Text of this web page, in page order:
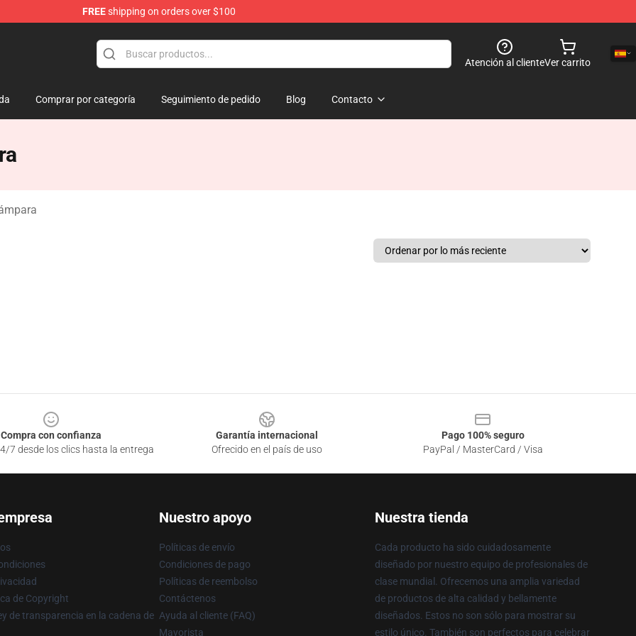
FREEshipping on orders over $100
Atención al clienteVer carrito
Comprar por categoría Seguimiento de pedido Blog Contacto
Compra con confianza
7 desde los clics hasta la entrega
Garantía internacional
Ofrecido en el país de uso
Pago 100% seguro
PayPal / MasterCard / Visa
de Copyright
de transparencia en la cadena de
Nuestro apoyo
Políticas de envío
Condiciones de pago
Políticas de reembolso
Contáctenos
Ayuda al cliente (FAQ)
Mayorista
Nuestra tienda
Cada producto ha sido cuidadosamente
diseñado por nuestro equipo de profesionales de
clase mundial. Ofrecemos una amplia variedad
de productos de alta calidad y bellamente
diseñados. Estos no son sólo para mostrar su
estilo único. También son perfectos para celebrar